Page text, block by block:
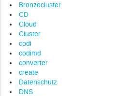
Bronzecluster
CD
Cloud
Cluster
codi
codimd
converter
create
Datenschutz
DNS